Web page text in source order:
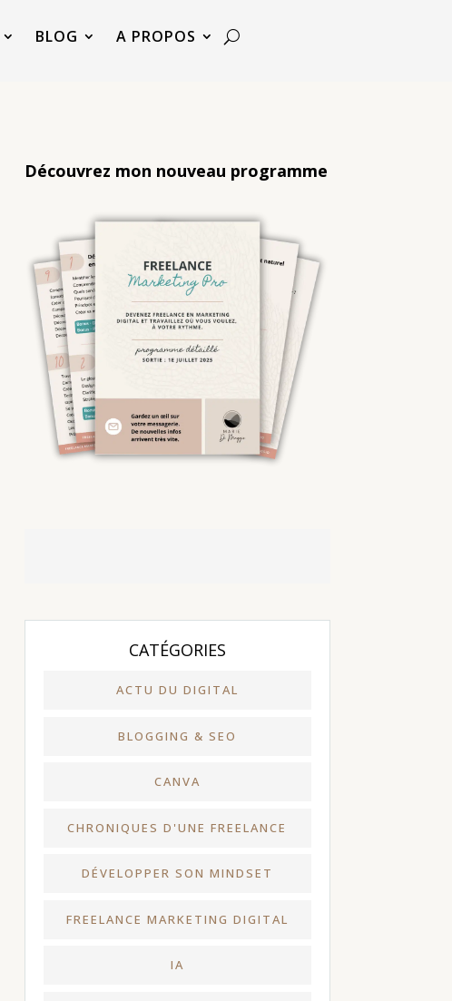
BLOG A PROPOS
Découvrez mon nouveau programme
CATÉGORIES
ACTU DU DIGITAL
BLOGGING & SEO
CANVA
CHRONIQUES D'UNE FREELANCE
DÉVELOPPER SON MINDSET
FREELANCE MARKETING DIGITAL
IA